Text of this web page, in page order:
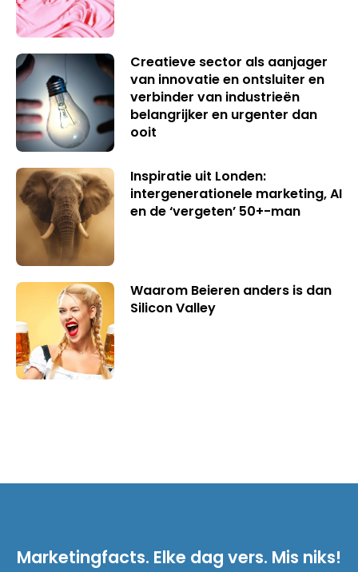
Creatieve sector als aanjager
van innovatie en ontsluiter en
verbinder van industrieën
belangrijker en urgenter dan
ooit
Inspiratie uit Londen:
intergenerationele marketing, AI
en de ‘vergeten’ 50+-man
Waarom Beieren anders is dan
Silicon Valley
Marketingfacts. Elke dag vers. Mis niks!